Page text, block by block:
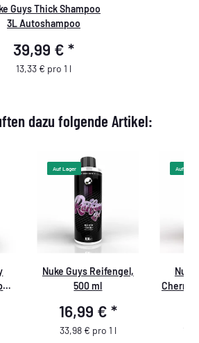
Guys Thick Shampoo
3L Autoshampoo
39,99 € *
13,33 € pro 1 l
dazu folgende Artikel:
Auf Lager
Nuke Guys Reifengel,
500 ml
16,99 € *
33,98 € pro 1 l
Auf Lager
Cherry